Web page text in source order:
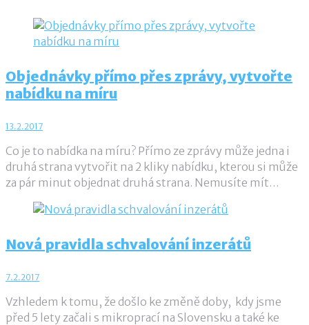
Objednávky přímo přes zprávy, vytvořte
nabídku na míru
13.2.2017
Co je to nabídka na míru? Přímo ze zprávy může jedna i
druhá strana vytvořit na 2 kliky nabídku, kterou si může
za pár minut objednat druhá strana. Nemusíte mít…
Nová pravidla schvalování inzerátů
7.2.2017
Vzhledem k tomu, že došlo ke změně doby, kdy jsme
před 5 lety začali s mikroprací na Slovensku a také ke